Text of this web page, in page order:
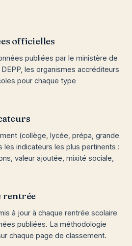
officielles
publiées par le ministère de
DEPP, les organismes accréditeurs
pour chaque type
(collège, lycée, prépa, grande
les indicateurs les plus pertinents :
valeur ajoutée, mixité sociale,
rentrée
à jour à chaque rentrée scolaire
publiées. La méthodologie
chaque page de classement.